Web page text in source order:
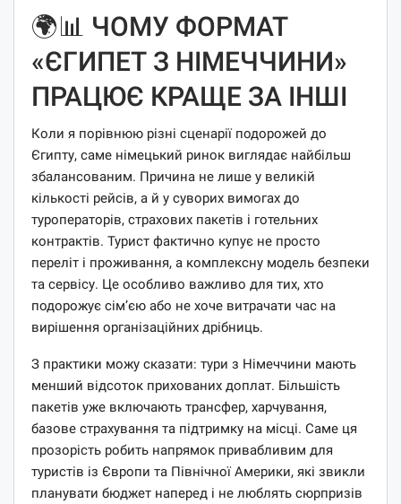
🌍📊 ЧОМУ ФОРМАТ
«ЄГИПЕТ З НІМЕЧЧИНИ»
ПРАЦЮЄ КРАЩЕ ЗА ІНШІ
Коли я порівнюю різні сценарії подорожей до
Єгипту, саме німецький ринок виглядає найбільш
збалансованим. Причина не лише у великій
кількості рейсів, а й у суворих вимогах до
туроператорів, страхових пакетів і готельних
контрактів. Турист фактично купує не просто
переліт і проживання, а комплексну модель безпеки
та сервісу. Це особливо важливо для тих, хто
подорожує сім’єю або не хоче витрачати час на
вирішення організаційних дрібниць.
З практики можу сказати: тури з Німеччини мають
менший відсоток прихованих доплат. Більшість
пакетів уже включають трансфер, харчування,
базове страхування та підтримку на місці. Саме ця
прозорість робить напрямок привабливим для
туристів із Європи та Північної Америки, які звикли
планувати бюджет наперед і не люблять сюрпризів